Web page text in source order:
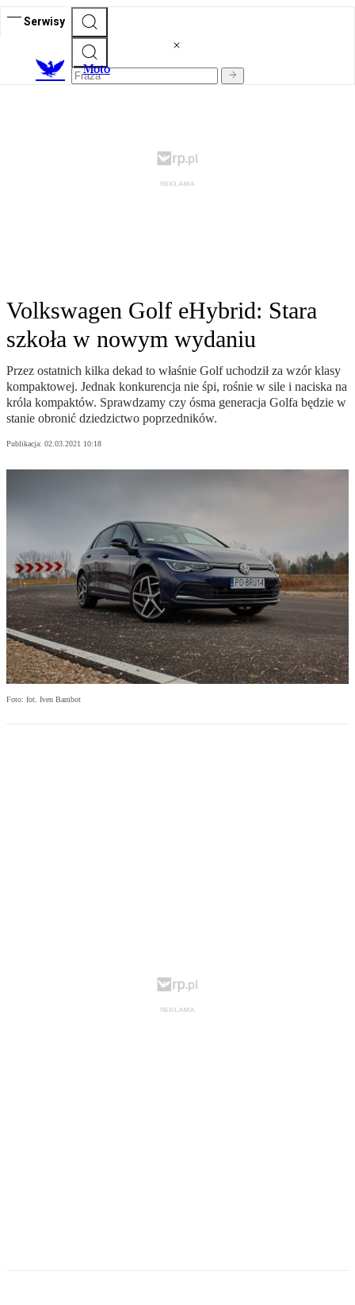
Serwisy
Moto
Volkswagen Golf eHybrid: Stara
szkoła w nowym wydaniu
Przez ostatnich kilka dekad to właśnie Golf uchodził za wzór klasy
kompaktowej. Jednak konkurencja nie śpi, rośnie w sile i naciska na
króla kompaktów. Sprawdzamy czy ósma generacja Golfa będzie w
stanie obronić dziedzictwo poprzedników.
Publikacja: 02.03.2021 10:18
Foto: fot. Iven Bambot